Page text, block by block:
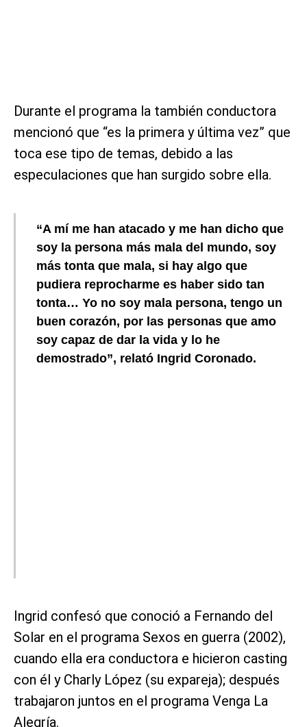
Durante el programa la también conductora
mencionó que “es la primera y última vez” que
toca ese tipo de temas, debido a las
especulaciones que han surgido sobre ella.
“A mí me han atacado y me han dicho que
soy la persona más mala del mundo, soy
más tonta que mala, si hay algo que
pudiera reprocharme es haber sido tan
tonta… Yo no soy mala persona, tengo un
buen corazón, por las personas que amo
soy capaz de dar la vida y lo he
demostrado”, relató Ingrid Coronado.
Ingrid confesó que conoció a Fernando del
Solar en el programa Sexos en guerra (2002),
cuando ella era conductora e hicieron casting
con él y Charly López (su expareja); después
trabajaron juntos en el programa Venga La
Alegría.